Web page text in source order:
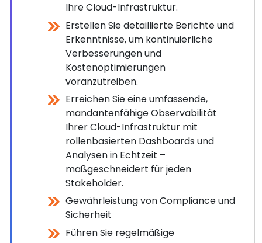
Ihre Cloud-Infrastruktur.
Erstellen Sie detaillierte Berichte und
Erkenntnisse, um kontinuierliche
Verbesserungen und
Kostenoptimierungen
voranzutreiben.
Erreichen Sie eine umfassende,
mandantenfähige Observabilität
Ihrer Cloud-Infrastruktur mit
rollenbasierten Dashboards und
Analysen in Echtzeit –
maßgeschneidert für jeden
Stakeholder.
Gewährleistung von Compliance und
Sicherheit
Führen Sie regelmäßige